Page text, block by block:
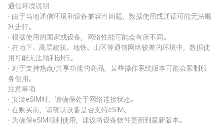
通信环境说明
· 由于当地通信环境和设备兼容性问题，数据使用或通话可能无法顺
利进行。
· 根据使用的国家或设备，网络性能可能会有所不同。
· 在地下、高层建筑、地铁、山区等通信网络较差的环境中，数据使
用可能无法顺利进行。
· 对于支持热点/共享功能的商品，某些操作系统版本可能会限制服
务使用。
注意事项
· 安装eSIM时，请确保处于网络连接状态。
· 在购买前，请确认设备是否支持eSIM。
· 为确保eSIM顺利使用，建议将设备软件更新到最新版本。